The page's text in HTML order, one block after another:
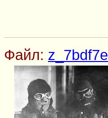
Файл: